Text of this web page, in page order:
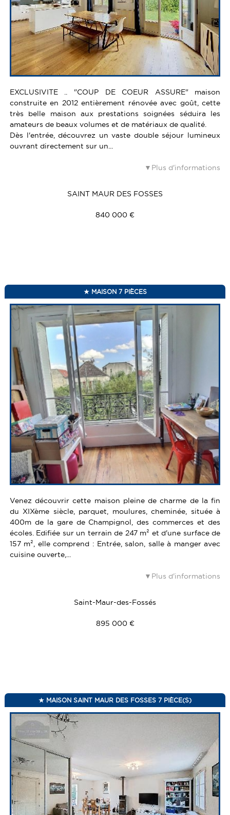
EXCLUSIVITE .. "COUP DE COEUR ASSURE" maison
construite en 2012 entièrement rénovée avec goût, cette
très belle maison aux prestations soignées séduira les
amateurs de beaux volumes et de matériaux de qualité.
Dès l'entrée, découvrez un vaste double séjour lumineux
ouvrant directement sur un...
Plus d'informations
SAINT MAUR DES FOSSES
840 000 €
MAISON 7 PIÈCES
Venez découvrir cette maison pleine de charme de la fin
du XIXème siècle, parquet, moulures, cheminée, située à
400m de la gare de Champignol, des commerces et des
écoles. Edifiée sur un terrain de 247 m² et d'une surface de
157 m², elle comprend : Entrée, salon, salle à manger avec
cuisine ouverte,...
Plus d'informations
Saint-Maur-des-Fossés
895 000 €
MAISON SAINT MAUR DES FOSSES 7 PIÈCE(S)